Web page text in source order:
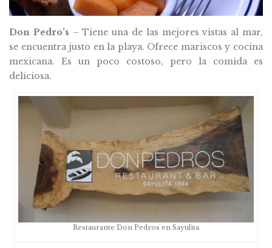
Don Pedro’s – Tiene una de las mejores vistas al mar,
se encuentra justo en la playa. Ofrece mariscos y cocina
mexicana. Es un poco costoso, pero la comida es
deliciosa.
Restaurante Don Pedros en Sayulita